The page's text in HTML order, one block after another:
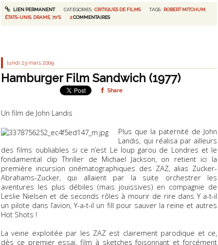
LIEN PERMANENT CATÉGORIES :CRITIQUES DE FILMS TAGS : ROBERT MITCHUM,
ÉTATS-UNIS, DRAME,70'S 2COMMENTAIRES
lundi 23 mars 2009
Hamburger Film Sandwich (1977)
Share
Un film de John Landis
Plus que la paternité de John
Landis, qui réalisa par ailleurs
des films oubliables si ce n’est Le loup garou de Londres et le
fondamental clipThriller de Michael Jackson, on retient ici la
première incursion cinématographiques des ZAZ, alias Zucker-
Abrahams-Zucker, qui allaient par la suite orchestrer les
aventures les plus débiles (mais jouissives) en compagnie de
Leslie Nielsen et de seconds rôles à mourir de rire dansY a-t-il
un pilote dans l’avion,Y-a-t-il un fill pour sauver la reine et autres
Hot Shots !
La veine exploitée par les ZAZ est clairement parodique et ce,
dès ce premier essai, film à sketches foisonnant et forcément